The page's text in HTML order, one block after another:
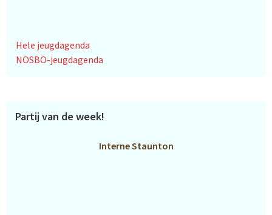
Hele jeugdagenda
NOSBO-jeugdagenda
Partij van de week!
Interne Staunton